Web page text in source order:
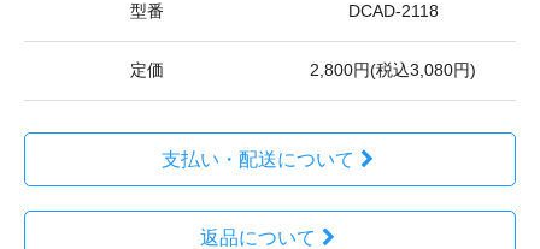
型番 DCAD-2118
定価 2,800円(税込3,080円)
支払い・配送について
返品について